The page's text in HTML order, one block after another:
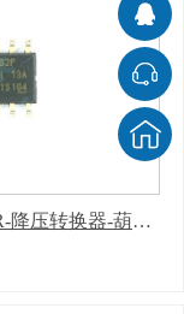
LMR16020PDDAR-降压转换器-葫芦娃污下载软件APP